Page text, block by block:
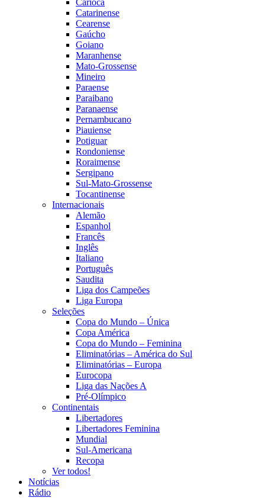
Catarinense
Cearense
Gaúcho
Goiano
Maranhense
Mato-Grossense
Mineiro
Paraense
Paraibano
Paranaense
Pernambucano
Piauiense
Potiguar
Rondoniense
Roraimense
Sergipano
Sul-Mato-Grossense
Tocantinense
Internacionais
Alemão
Espanhol
Francês
Inglês
Italiano
Português
Saudita
Liga dos Campeões
Liga Europa
Seleções
Copa do Mundo – Única
Copa América
Copa do Mundo – Feminina
Eliminatórias – América do Sul
Eliminatórias – Europa
Eurocopa
Liga das Nações A
Pré-Olímpico
Continentais
Libertadores
Libertadores Feminina
Mundial
Sul-Americana
Recopa
Ver todos!
Notícias
Rádio